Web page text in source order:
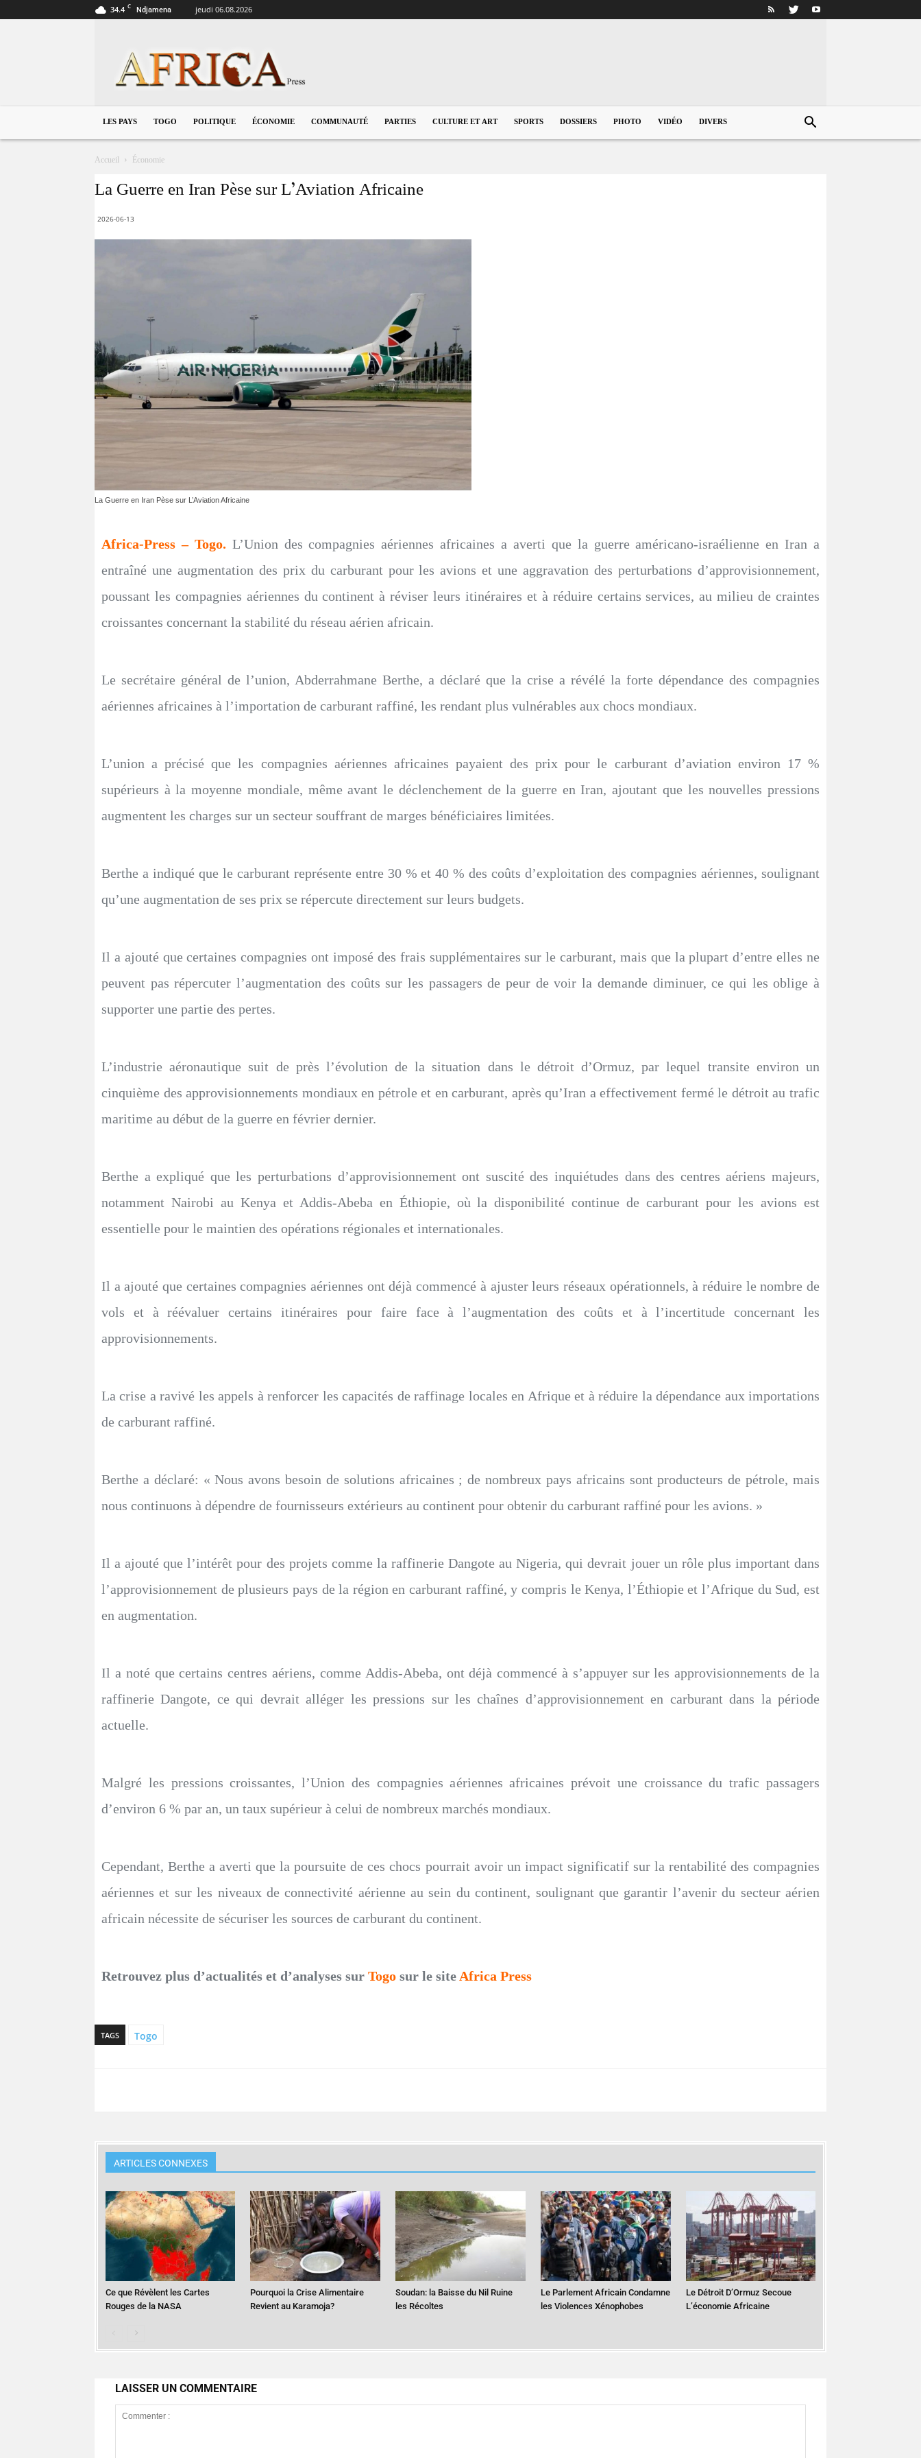
34.4 C Ndjamena jeudi 06.08.2026
LES PAYS TOGO POLITIQUE ÉCONOMIE COMMUNAUTÉ PARTIES CULTURE ET ART SPORTS DOSSIERS PHOTO VIDÉO DIVERS
Accueil Économie
La Guerre en Iran Pèse sur L’Aviation Africaine
2026-06-13
La Guerre en Iran Pèse sur L’Aviation Africaine
Africa-Press – Togo. L’Union des compagnies aériennes africaines a averti que la guerre américano-israélienne en Iran a
entraîné une augmentation des prix du carburant pour les avions et une aggravation des perturbations d’approvisionnement,
poussant les compagnies aériennes du continent à réviser leurs itinéraires et à réduire certains services, au milieu de craintes
croissantes concernant la stabilité du réseau aérien africain.
Le secrétaire général de l’union, Abderrahmane Berthe, a déclaré que la crise a révélé la forte dépendance des compagnies
aériennes africaines à l’importation de carburant raffiné, les rendant plus vulnérables aux chocs mondiaux.
L’union a précisé que les compagnies aériennes africaines payaient des prix pour le carburant d’aviation environ 17 %
supérieurs à la moyenne mondiale, même avant le déclenchement de la guerre en Iran, ajoutant que les nouvelles pressions
augmentent les charges sur un secteur souffrant de marges bénéficiaires limitées.
Berthe a indiqué que le carburant représente entre 30 % et 40 % des coûts d’exploitation des compagnies aériennes, soulignant
qu’une augmentation de ses prix se répercute directement sur leurs budgets.
Il a ajouté que certaines compagnies ont imposé des frais supplémentaires sur le carburant, mais que la plupart d’entre elles ne
peuvent pas répercuter l’augmentation des coûts sur les passagers de peur de voir la demande diminuer, ce qui les oblige à
supporter une partie des pertes.
L’industrie aéronautique suit de près l’évolution de la situation dans le détroit d’Ormuz, par lequel transite environ un
cinquième des approvisionnements mondiaux en pétrole et en carburant, après qu’Iran a effectivement fermé le détroit au trafic
maritime au début de la guerre en février dernier.
Berthe a expliqué que les perturbations d’approvisionnement ont suscité des inquiétudes dans des centres aériens majeurs,
notamment Nairobi au Kenya et Addis-Abeba en Éthiopie, où la disponibilité continue de carburant pour les avions est
essentielle pour le maintien des opérations régionales et internationales.
Il a ajouté que certaines compagnies aériennes ont déjà commencé à ajuster leurs réseaux opérationnels, à réduire le nombre de
vols et à réévaluer certains itinéraires pour faire face à l’augmentation des coûts et à l’incertitude concernant les
approvisionnements.
La crise a ravivé les appels à renforcer les capacités de raffinage locales en Afrique et à réduire la dépendance aux importations
de carburant raffiné.
Berthe a déclaré: « Nous avons besoin de solutions africaines ; de nombreux pays africains sont producteurs de pétrole, mais
nous continuons à dépendre de fournisseurs extérieurs au continent pour obtenir du carburant raffiné pour les avions. »
Il a ajouté que l’intérêt pour des projets comme la raffinerie Dangote au Nigeria, qui devrait jouer un rôle plus important dans
l’approvisionnement de plusieurs pays de la région en carburant raffiné, y compris le Kenya, l’Éthiopie et l’Afrique du Sud, est
en augmentation.
Il a noté que certains centres aériens, comme Addis-Abeba, ont déjà commencé à s’appuyer sur les approvisionnements de la
raffinerie Dangote, ce qui devrait alléger les pressions sur les chaînes d’approvisionnement en carburant dans la période
actuelle.
Malgré les pressions croissantes, l’Union des compagnies aériennes africaines prévoit une croissance du trafic passagers
d’environ 6 % par an, un taux supérieur à celui de nombreux marchés mondiaux.
Cependant, Berthe a averti que la poursuite de ces chocs pourrait avoir un impact significatif sur la rentabilité des compagnies
aériennes et sur les niveaux de connectivité aérienne au sein du continent, soulignant que garantir l’avenir du secteur aérien
africain nécessite de sécuriser les sources de carburant du continent.
Retrouvez plus d’actualités et d’analyses sur Togo sur le site Africa Press
TAGS Togo
ARTICLES CONNEXES
Ce que Révèlent les Cartes
Rouges de la NASA
Pourquoi la Crise Alimentaire
Revient au Karamoja?
Soudan: la Baisse du Nil Ruine
les Récoltes
Le Parlement Africain Condamne
les Violences Xénophobes
Le Détroit D’Ormuz Secoue
L’économie Africaine
LAISSER UN COMMENTAIRE